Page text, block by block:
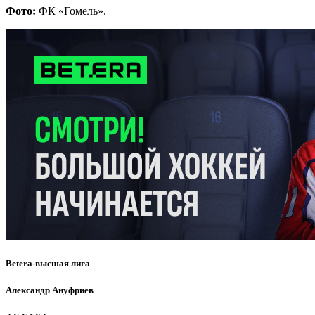
Фото: ФК «Гомель».
Betera-высшая лига
Александр Ануфриев